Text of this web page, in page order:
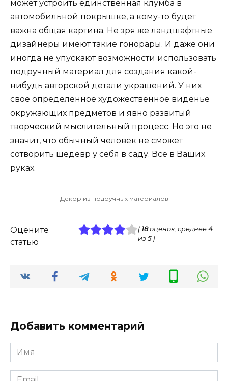
может устроить единственная клумба в
автомобильной покрышке, а кому-то будет
важна общая картина. Не зря же ландшафтные
дизайнеры имеют такие гонорары. И даже они
иногда не упускают возможности использовать
подручный материал для создания какой-
нибудь авторской детали украшений. У них
свое определенное художественное виденье
окружающих предметов и явно развитый
творческий мыслительный процесс. Но это не
значит, что обычный человек не сможет
сотворить шедевр у себя в саду. Все в Ваших
руках.
Декор из подручных материалов
Оцените
статью
( 18оценок, среднее 4
из 5)
Добавить комментарий
Имя
*
Email